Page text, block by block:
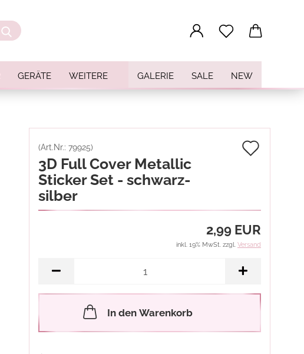
Suche...
GERÄTE GALERIE SALE NEW
WEITERE
(Art.Nr.: 79925)
3D Full Cover Metallic
Sticker Set - schwarz-
silber
2,99 EUR
inkl. 19% MwSt. zzgl. Versand
In den Warenkorb